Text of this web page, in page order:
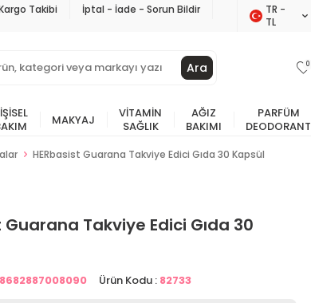
Takibi İptal - İade - Sorun Bildir
TR −
TL
Ara 0
MAKYAJ
VITAMIN
SAĞLIK
AĞIZ
BAKIMI
PARFÜM
DEODORANT
HERbasist Guarana Takviye Edici Gıda 30 Kapsül
Guarana Takviye Edici Gıda 30
8682887008090 Ürün Kodu : 82733